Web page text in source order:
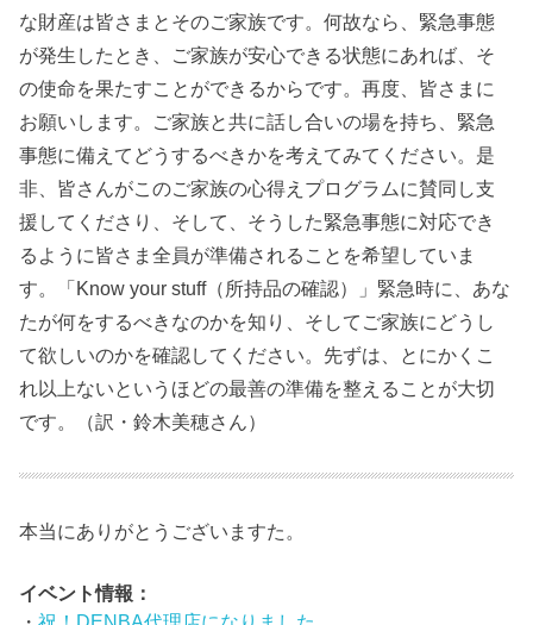
な財産は皆さまとそのご家族です。何故なら、緊急事態
が発生したとき、ご家族が安心できる状態にあれば、そ
の使命を果たすことができるからです。再度、皆さまに
お願いします。ご家族と共に話し合いの場を持ち、緊急
事態に備えてどうするべきかを考えてみてください。是
非、皆さんがこのご家族の心得えプログラムに賛同し支
援してくださり、そして、そうした緊急事態に対応でき
るように皆さま全員が準備されることを希望していま
す。「Know your stuff（所持品の確認）」緊急時に、あな
たが何をするべきなのかを知り、そしてご家族にどうし
て欲しいのかを確認してください。先ずは、とにかくこ
れ以上ないというほどの最善の準備を整えることが大切
です。（訳・鈴木美穂さん）
本当にありがとうございますた。
イベント情報：